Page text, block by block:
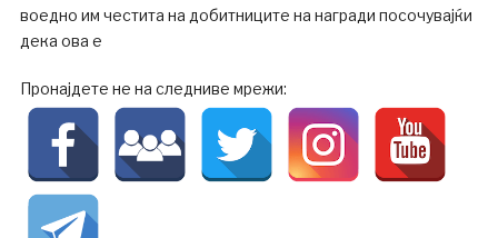
воедно им честита на добитниците на награди посочувајќи
дека ова е
Пронајдете не на следниве мрежи: